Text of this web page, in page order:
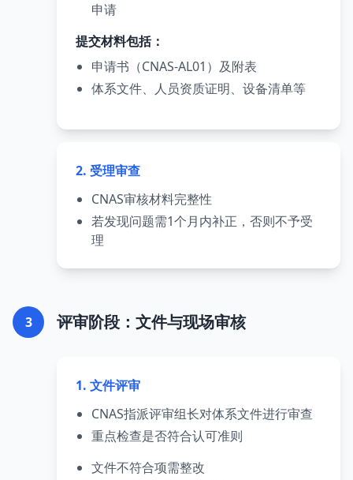
申请
提交材料包括：
申请书（CNAS-AL01）及附表
体系文件、人员资质证明、设备清单等
2. 受理审查
CNAS审核材料完整性
若发现问题需1个月内补正，否则不予受
理
3 评审阶段：文件与现场审核
1. 文件评审
CNAS指派评审组长对体系文件进行审查
重点检查是否符合认可准则
文件不符合项需整改